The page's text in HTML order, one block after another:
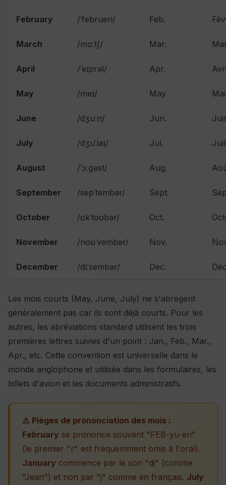
February /ˈfebrueri/ Feb.
March /mɑːtʃ/ Mar.
April /ˈeɪprəl/ Apr.
May /meɪ/ May Mai
June /dʒuːn/ Jun.
July /dʒuˈlaɪ/ Jul.
August /ˈɔːɡəst/ Aug.
September /sepˈtembər/ Sept.
October /ɒkˈtoʊbər/ Oct.
November /noʊˈvembər/ Nov.
December /dɪˈsembər/ Dec.
Les mois courts (May, June, July) ne s'abrègent
généralement pas car ils sont déjà courts. Pour les
autres, les abréviations standard utilisent les trois
premières lettres suivies d'un point : Jan., Feb., Mar.,
Apr., etc. Cette convention est universelle dans le
monde anglophone et utilisée dans les formulaires, les
billets d'avion et les documents administratifs.
⚠️ Pièges de prononciation des mois :
February se prononce souvent "FEB-yu-eri"
(le premier "r" est fréquemment omis à l'oral).
January commence par le son "dj" (comme
"Jean") et non par "j" comme en français. July